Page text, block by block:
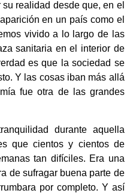
realidad desde que, en el
en un país como el
vivido a lo largo de las
sanitaria en el interior de
es que la sociedad se
Y las cosas iban más allá
fue otra de las grandes
durante aquella
que cientos y cientos de
tan difíciles. Era una
de sufragar buena parte de
por completo. Y así